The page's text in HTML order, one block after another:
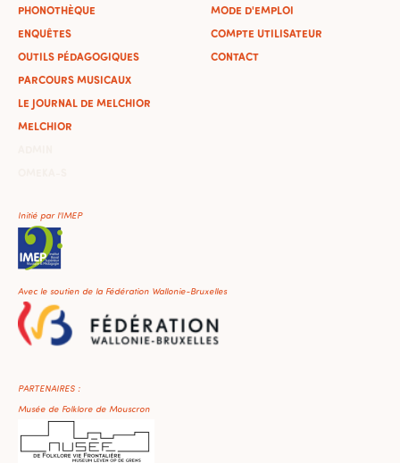
PHONOTHÈQUE
ENQUÊTES
OUTILS PÉDAGOGIQUES
PARCOURS MUSICAUX
LE JOURNAL DE MELCHIOR
MELCHIOR
MODE D'EMPLOI
COMPTE UTILISATEUR
CONTACT
Initié par l'IMEP
Avec le soutien de la Fédération Wallonie-Bruxelles
PARTENAIRES :
Musée de Folklore de Mouscron